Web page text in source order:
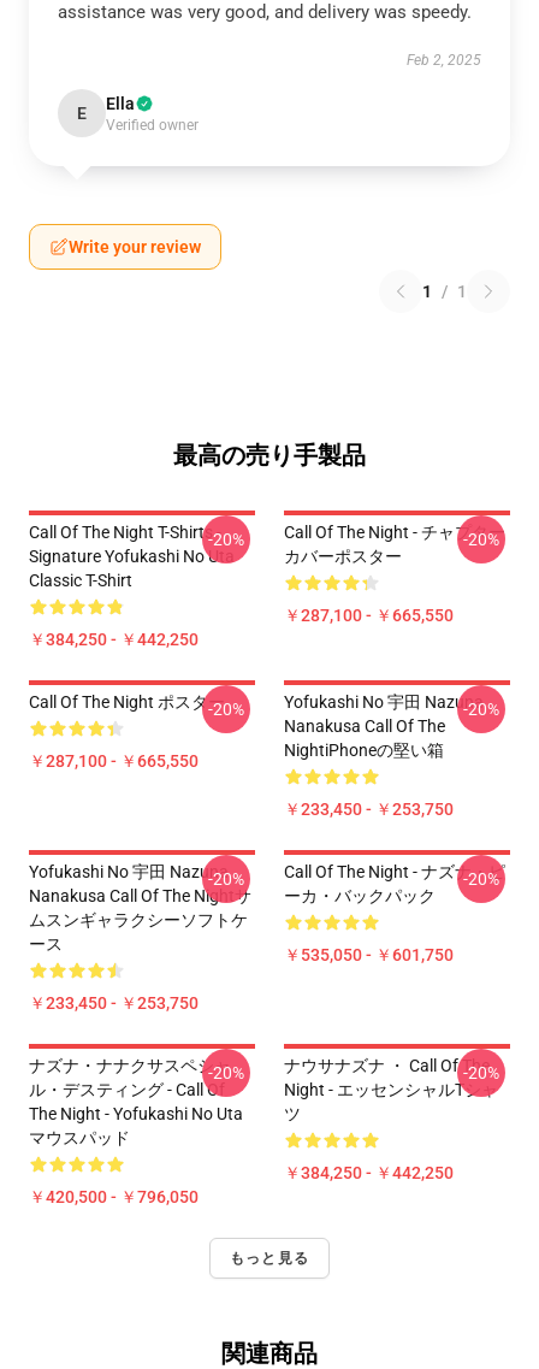
assistance was very good, and delivery was speedy.
Feb 2, 2025
E Ella
Verified owner
Write your review
1 / 1
最高の売り手製品
Call Of The Night T-Shirts -
Signature Yofukashi No Uta
Classic T-Shirt
￥384,250 - ￥442,250
-20%
Call Of The Night - チャプター
カバーポスター
￥287,100 - ￥665,550
-20%
Call Of The Night ポスター
￥287,100 - ￥665,550
-20%
Yofukashi No 宇田 Nazuna
Nanakusa Call Of The
NightiPhoneの堅い箱
￥233,450 - ￥253,750
-20%
Yofukashi No 宇田 Nazuna
Nanakusa Call Of The Nightサ
ムスンギャラクシーソフトケ
ース
￥233,450 - ￥253,750
-20%
Call Of The Night - ナズナ・ピ
ーカ・バックパック
￥535,050 - ￥601,750
-20%
ナズナ・ナナクサスペシャ
ル・デスティング - Call Of
The Night - Yofukashi No Uta
マウスパッド
￥420,500 - ￥796,050
-20%
ナウサナズナ ・ Call Of The
Night - エッセンシャルTシャ
ツ
￥384,250 - ￥442,250
-20%
もっと見る
関連商品